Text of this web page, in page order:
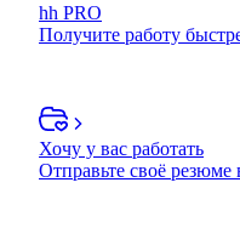
hh PRO
Получите работу
Хочу у вас работать
Отправьте своё